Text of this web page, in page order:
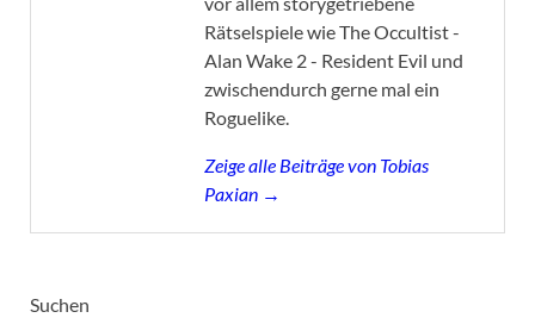
Rätselspiele wie The Occultist -
Alan Wake 2 - Resident Evil und
zwischendurch gerne mal ein
Roguelike.
Zeige alle Beiträge von Tobias
Paxian →
Suchen